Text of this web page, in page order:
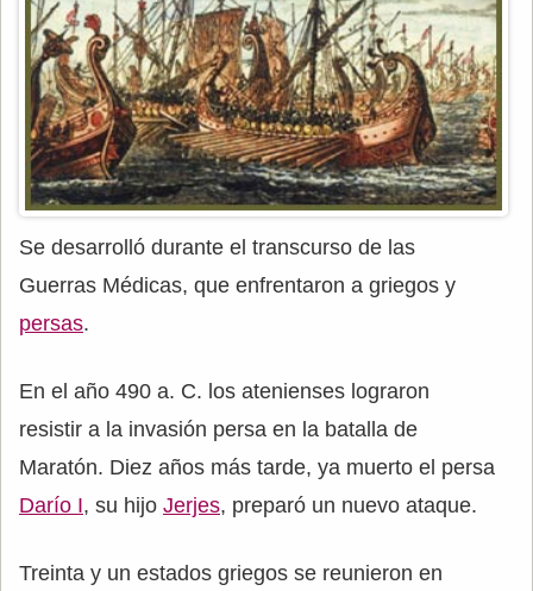
Se desarrolló durante el transcurso de las
Guerras Médicas, que enfrentaron a griegos y
persas.
En el año 490 a. C. los atenienses lograron
resistir a la invasión persa en la batalla de
Maratón. Diez años más tarde, ya muerto el persa
Darío I, su hijo Jerjes, preparó un nuevo ataque.
Treinta y un estados griegos se reunieron en